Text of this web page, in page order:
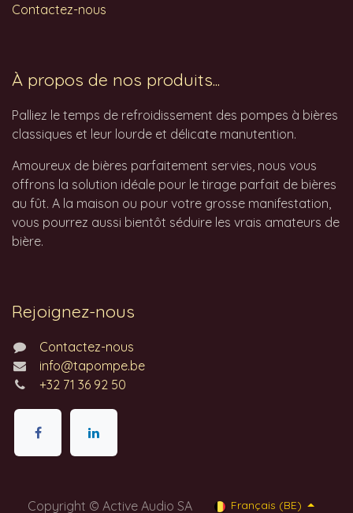
Contactez-nous
À propos de nos produits...
Palliez le temps de refroidissement des pompes à bières
classiques et leur lourde et délicate manutention.
Amoureux de bières parfaitement servies, nous vous
offrons la solution idéale pour le tirage parfait de bières
au fût. A la maison ou pour votre grosse manifestation,
vous pourrez aussi bientôt séduire les vrais amateurs de
bière.
Rejoignez-nous
Contactez-nous
info@tapompe.be
+32 71 36 92 50
Copyright © Active Audio SA Français (BE)